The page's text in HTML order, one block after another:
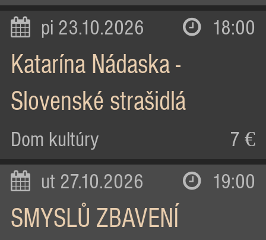
pi 23.10.2026 18:00
Katarína Nádaska -
Slovenské strašidlá
Dom kultúry 7 €
ut 27.10.2026 19:00
SMYSLŮ ZBAVENÍ